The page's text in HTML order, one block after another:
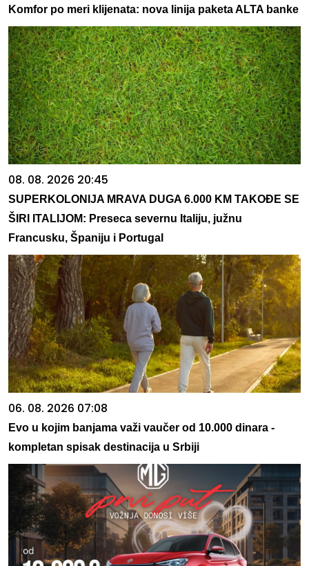
Komfor po meri klijenata: nova linija paketa ALTA banke
08. 08. 2026 20:45
SUPERKOLONIJA MRAVA DUGA 6.000 KM TAKOĐE SE
ŠIRI ITALIJOM: Preseca severnu Italiju, južnu
Francusku, Španiju i Portugal
06. 08. 2026 07:08
Evo u kojim banjama važi vaučer od 10.000 dinara -
kompletan spisak destinacija u Srbiji